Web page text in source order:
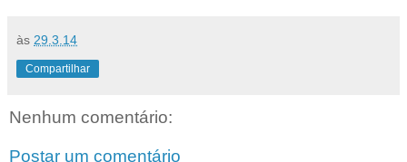
às 29.3.14
Compartilhar
Nenhum comentário:
Postar um comentário